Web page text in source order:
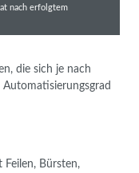
nach erfolgtem
die sich je nach
Feilen, Bürsten,